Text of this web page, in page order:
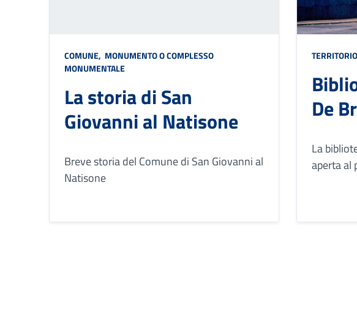
COMUNE, MONUMENTO O COMPLESSO
MONUMENTALE
La storia di San
Giovanni al Natisone
Breve storia del Comune di San Giovanni al
Natisone
TERRITORIO
De
La
aperta al